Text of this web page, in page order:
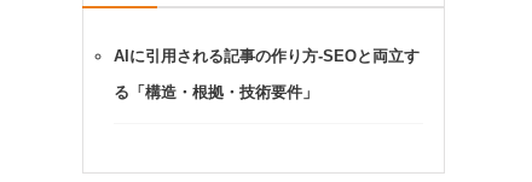
AIに引用される記事の作り方-SEOと両立す
る「構造・根拠・技術要件」